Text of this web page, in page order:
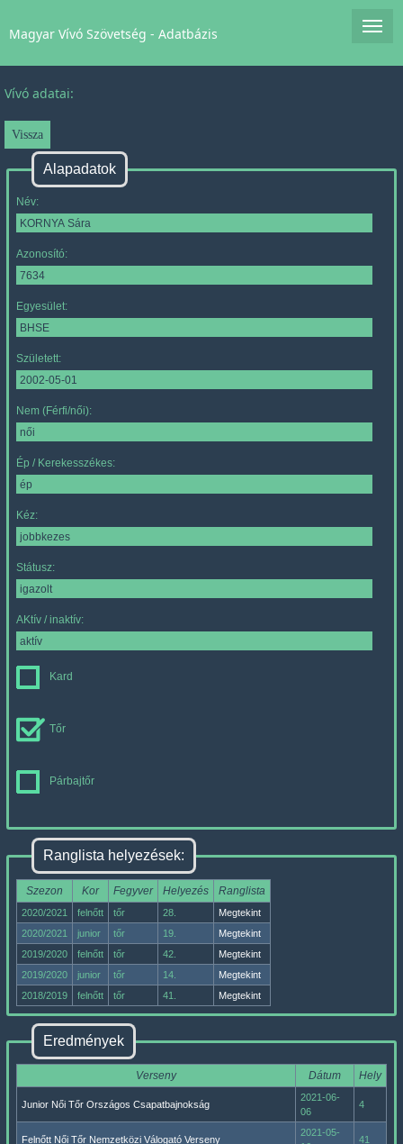
Magyar Vívó Szövetség - Adatbázis
Vívó adatai:
Alapadatok
Név:
Azonosító:
Egyesület:
Született:
Nem (Férfi/női):
Ép / Kerekesszékes:
Kéz:
Státusz:
AKtív / inaktív:
Kard
Tőr
Párbajtőr
Ranglista helyezések:
Szezon Kor Fegyver Helyezés Ranglista
2020/2021 felnőtt tőr 28.
Megtekint
2020/2021
junior tőr 19.
Megtekint
2019/2020
felnőtt tőr 42.
Megtekint
2019/2020
junior tőr 14.
Megtekint
2018/2019
felnőtt tőr 41. Megtekint
Eredmények
Verseny Dátum Hely
Junior Női Tőr Országos Csapatbajnokság
2021-06-
06
4
Felnőtt Női Tőr Nemzetközi Válogató Verseny
2021-05-
41